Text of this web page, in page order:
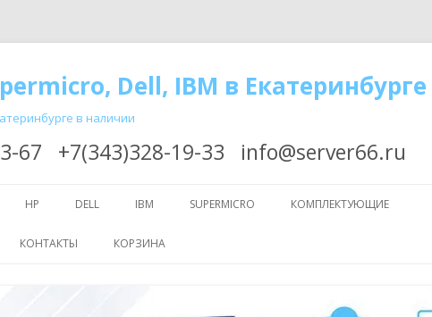
Dell, IBM в Екатеринбурге
в наличии
67 +7(343)328-19-33 info@server66.ru
к
HP DELL IBM SUPERMICRO КОМПЛЕКТУЮЩИЕ
КОНТАКТЫ КОРЗИНА